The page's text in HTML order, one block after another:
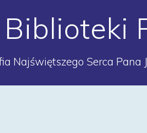
Najświętszego Serca Pana